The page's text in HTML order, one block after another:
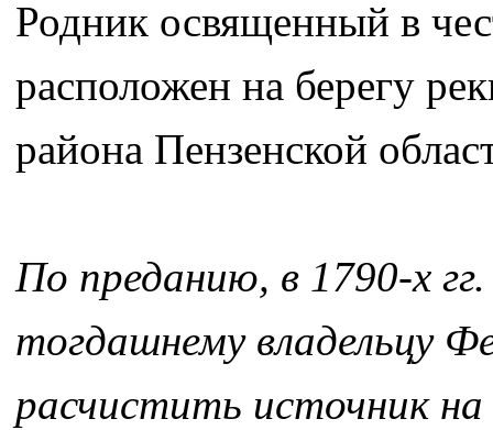
Родник освященный в
расположен на берегу
района Пензенской
По преданию, в 1790-х
тогдашнему владельцу
расчистить источник на